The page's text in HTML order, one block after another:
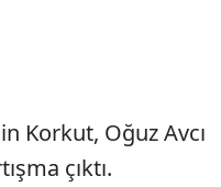
Korkut, Oğuz Avcı
çıktı.